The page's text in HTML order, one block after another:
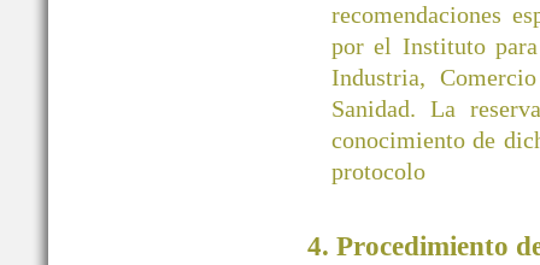
recomendaciones
por el Instituto
Industria,
Sanidad. La
conocimiento de
protocolo
4. Procedimiento